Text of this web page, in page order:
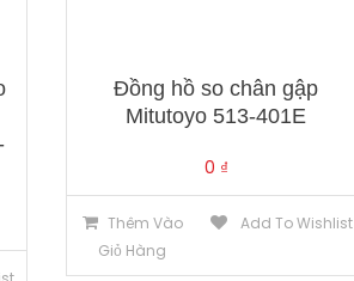
Đồng hồ so chân gập
Mitutoyo 513-401E
0 ₫
Thêm Vào
Giỏ Hàng
Add To Wishlist